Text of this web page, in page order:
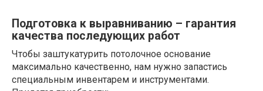
Подготовка к выравниванию – гарантия
качества последующих работ
Чтобы заштукатурить потолочное основание
максимально качественно, нам нужно запастись
специальным инвентарем и инструментами.